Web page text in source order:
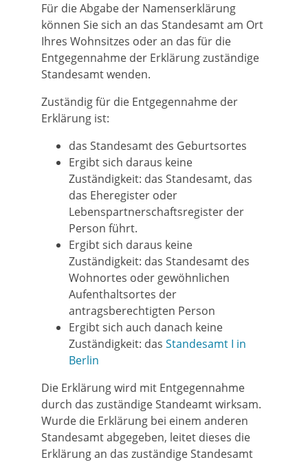
Für die Abgabe der Namenserklärung
können Sie sich an das Standesamt am Ort
Ihres Wohnsitzes oder an das für die
Entgegennahme der Erklärung zuständige
Standesamt wenden.
Zuständig für die Entgegennahme der
Erklärung ist:
das Standesamt des Geburtsortes
Ergibt sich daraus keine
Zuständigkeit: das Standesamt, das
das Eheregister oder
Lebenspartnerschaftsregister der
Person führt.
Ergibt sich daraus keine
Zuständigkeit: das Standesamt des
Wohnortes oder gewöhnlichen
Aufenthaltsortes der
antragsberechtigten Person
Ergibt sich auch danach keine
Zuständigkeit: das Standesamt I in
Berlin
Die Erklärung wird mit Entgegennahme
durch das zuständige Standeamt wirksam.
Wurde die Erklärung bei einem anderen
Standesamt abgegeben, leitet dieses die
Erklärung an das zuständige Standesamt